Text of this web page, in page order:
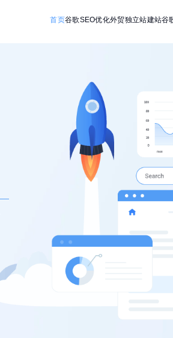
首页谷歌SEO优化外贸独立站建站谷